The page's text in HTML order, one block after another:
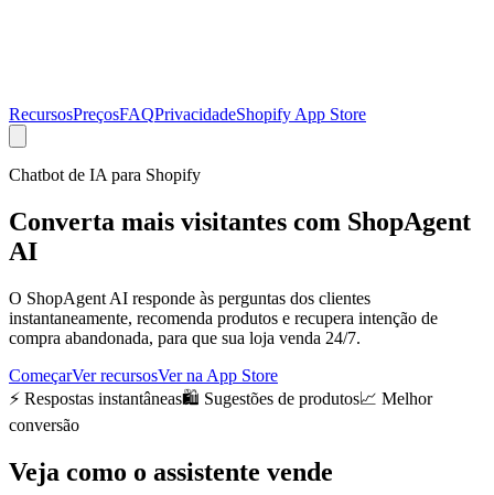
RecursosPreçosFAQPrivacidadeShopify App Store
Chatbot de IA para Shopify
Converta mais visitantes com ShopAgent
AI
O ShopAgent AI responde às perguntas dos clientes
instantaneamente, recomenda produtos e recupera intenção de
compra abandonada, para que sua loja venda 24/7.
ComeçarVer recursosVer na App Store
⚡ Respostas instantâneas🛍️ Sugestões de produtos📈 Melhor
conversão
Veja como o assistente vende